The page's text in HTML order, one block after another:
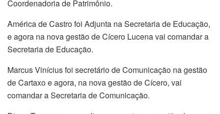
Coordenadoria de Patrimônio.
América de Castro foi Adjunta na Secretaria de Educação,
e agora na nova gestão de Cícero Lucena vai comandar a
Secretaria de Educação.
Marcus Vinícius foi secretário de Comunicação na gestão
de Cartaxo e agora, na nova gestão de Cícero, vai
comandar a Secretaria de Comunicação.